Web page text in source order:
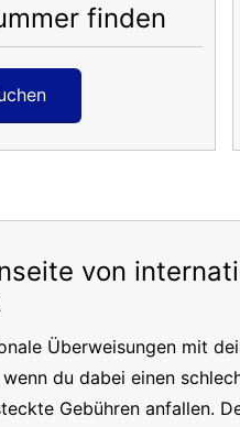
finden
von
Überweisungen mit
du dabei einen
Gebühren anfallen.